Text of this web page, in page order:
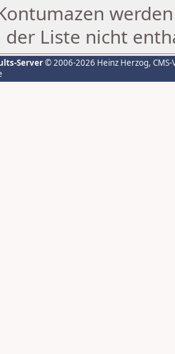
der Liste nicht
Server© 2006-2026 Heinz Herzog,